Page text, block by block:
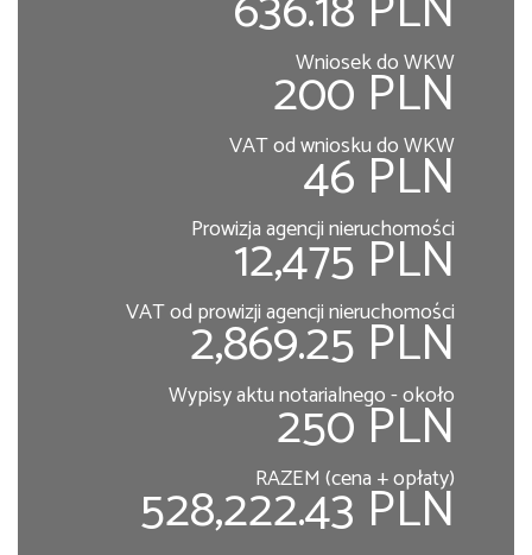
Wniosek do WKW
200 PLN
VAT od wniosku do WKW
46 PLN
Prowizja agencji nieruchomości
12,475 PLN
VAT od prowizji agencji nieruchomości
2,869.25 PLN
Wypisy aktu notarialnego - około
250 PLN
RAZEM (cena + opłaty)
528,222.43 PLN